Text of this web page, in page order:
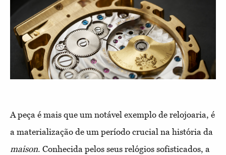
A peça é mais que um notável exemplo de relojoaria, é
a materialização de um período crucial na história da
maison. Conhecida pelos seus relógios sofisticados, a